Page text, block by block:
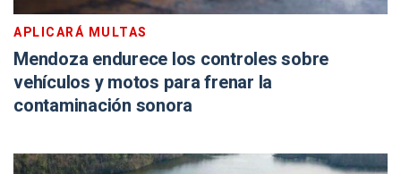
APLICARÁ MULTAS
Mendoza endurece los controles sobre
vehículos y motos para frenar la
contaminación sonora